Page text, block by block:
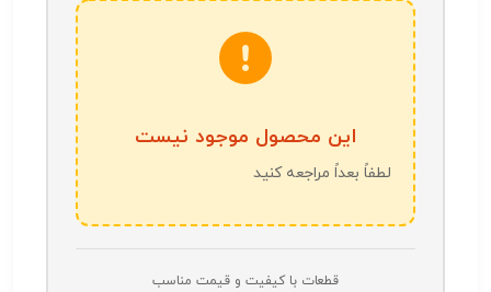
این محصول موجود نیست
لطفاً بعداً مراجعه کنید
قطعات با کیفیت و قیمت مناسب